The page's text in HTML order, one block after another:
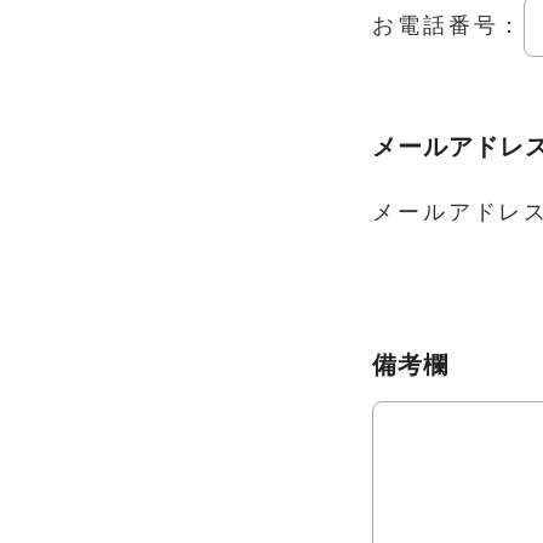
お電話番号：
メールアド
メールアドレ
備考欄